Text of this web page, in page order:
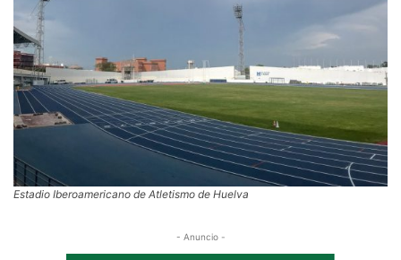
Estadio Iberoamericano de Atletismo de Huelva
- Anuncio -